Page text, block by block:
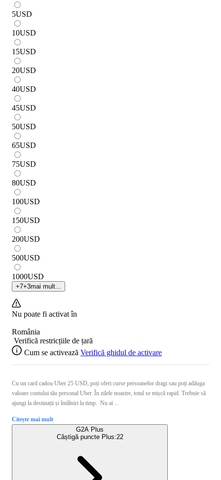
5USD
10USD
15USD
20USD
40USD
45USD
50USD
65USD
75USD
80USD
100USD
150USD
200USD
500USD
1000USD
+7+3mai mult...
Nu poate fi activat în
România
Verifică restricțiile de țară
Cum se activează Verifică ghidul de activare
Cu un card cadou Uber 25 USD, poți oferi curse persoanelor dragi sau poți adăuga
valoare contului tău personal Uber. În zilele noastre, totul se mișcă rapid. Trebuie să
ajungi la destinații și întâlniri la timp. Nu ai ...
Citește mai mult
G2A Plus
Câștigă puncte Plus:22